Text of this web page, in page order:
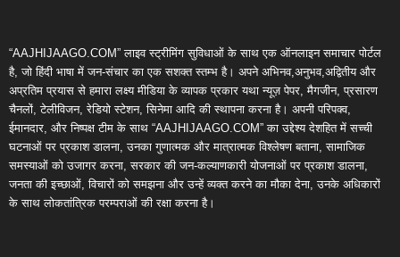
“AAJHIJAAGO.COM” लाइव स्ट्रीमिंग सुविधाओं के साथ एक ऑनलाइन समाचार पोर्टल
है, जो हिंदी भाषा में जन-संचार का एक सशक्त स्तम्भ है। अपने अभिनव,अनुभव,अद्वितीय और
अप्रतिम प्रयास से हमारा लक्ष्य मीडिया के व्यापक प्रकार यथा न्यूज़ पेपर, मैगजीन, प्रसारण
चैनलों, टेलीविजन, रेडियो स्टेशन, सिनेमा आदि की स्थापना करना है। अपनी परिपक्व,
ईमानदार, और निष्पक्ष टीम के साथ “AAJHIJAAGO.COM” का उद्देश्य देशहित में सच्ची
घटनाओं पर प्रकाश डालना, उनका गुणात्मक और मात्रात्मक विश्लेषण बताना, सामाजिक
समस्याओं को उजागर करना, सरकार की जन-कल्याणकारी योजनाओं पर प्रकाश डालना,
जनता की इच्छाओं, विचारों को समझना और उन्हें व्यक्त करने का मौका देना, उनके अधिकारों
के साथ लोकतांत्रिक परम्पराओं की रक्षा करना है।